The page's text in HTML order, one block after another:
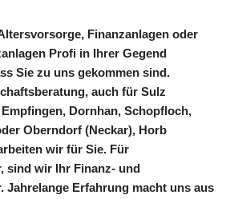
Finanzanlagen oder
Profi in Ihrer Gegend
Sie zu uns gekommen sind.
auch für Sulz
Dornhan, Schopfloch,
Oberndorf (Neckar), Horb
wir für Sie. Für
sind wir Ihr Finanz- und
Jahrelange Erfahrung macht uns aus